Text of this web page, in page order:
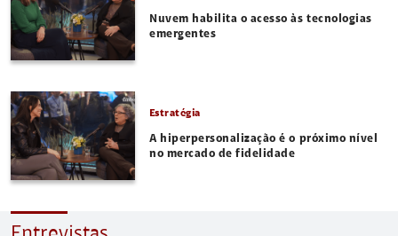
Nuvem habilita o acesso às tecnologias
emergentes
Estratégia
A hiperpersonalização é o próximo nível
no mercado de fidelidade